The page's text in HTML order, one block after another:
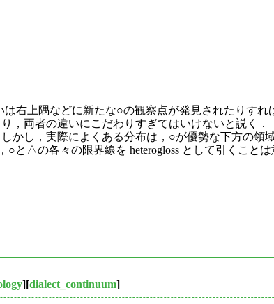
右上隅などに新たな○の観察点が発見されたりす
，両者の違いにこだわりすぎてはいけないと説く．
かし，実際によくある分布は，○が優勢な下方の領
△の各々の限界線を heterogloss として引くこと
][dialect_continuum]